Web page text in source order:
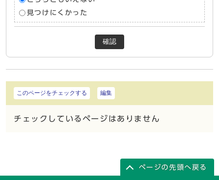
見つけにくかった
確認
このページをチェックする 編集
チェックしているページはありません
ページの先頭へ戻る